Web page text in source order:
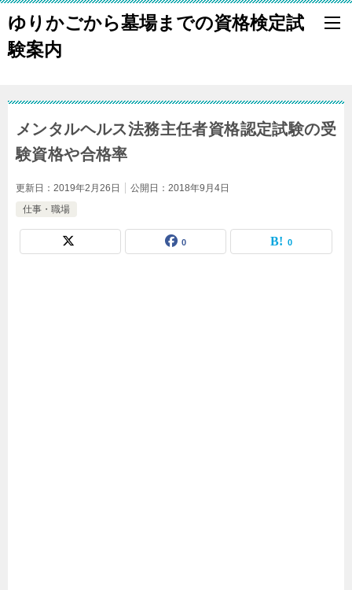
ゆりかごから墓場までの資格検定試
験案内
メンタルヘルス法務主任者資格認定試験の受
験資格や合格率
更新日： 2019年2月26日 公開日： 2018年9月4日
仕事・職場
0 0